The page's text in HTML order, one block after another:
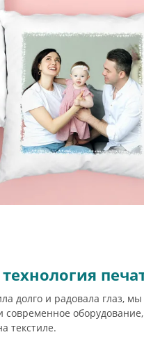
долго и радовала глаз, мы
текстиле.